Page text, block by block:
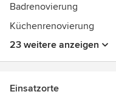
Badrenovierung
Küchenrenovierung
23 weitere anzeigen
Einsatzorte